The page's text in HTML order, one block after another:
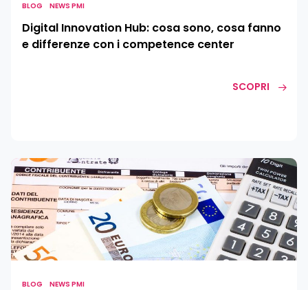
differenze
con
BLOG NEWS PMI
Digital Innovation Hub: cosa sono, cosa fanno
e differenze con i competence center
SCOPRI
Differenza
tra
deduzioni
e
detrazioni
fiscali:
cosa
c’è
BLOG NEWS PMI